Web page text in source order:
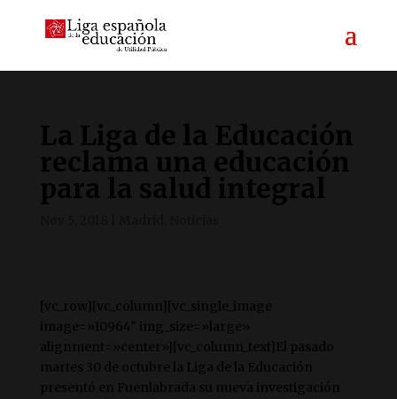
La Liga de la Educación
reclama una educación
para la salud integral
[vc_row][vc_column][vc_single_image
image=»10964″ img_size=»large»
alignment=»center»][vc_column_text]El pasado
martes 30 de octubre la Liga de la Educación
presentó en Fuenlabrada su nueva investigación